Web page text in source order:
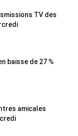
TV des
baisse de 27 %
amicales